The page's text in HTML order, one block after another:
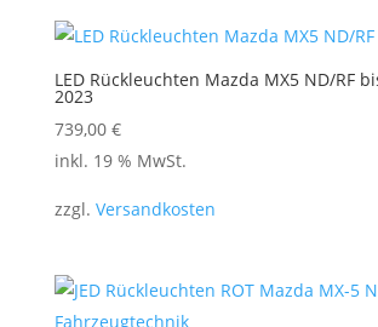
Varianten
Die
Optionen
können
der
gewählt
werden
LED Rückleuchten Mazda MX5 ND/RF
2023
739,00 €
inkl. 19 % MwSt.
zzgl. Versandkosten